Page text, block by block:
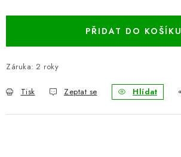
PŘIDAT DO KOŠÍKU
Záruka: 2 roky
Tisk Zeptat se Hlídat